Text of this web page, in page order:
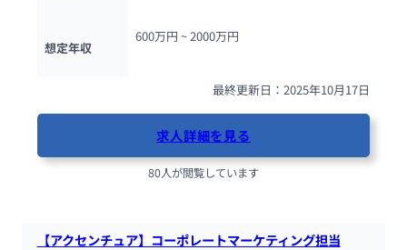
想定年収
600万円 ~ 2000万円
最終更新日：2025年10月17日
求人詳細を見る
80人が閲覧しています
【アクセンチュア】コーポレートマーケティング担当